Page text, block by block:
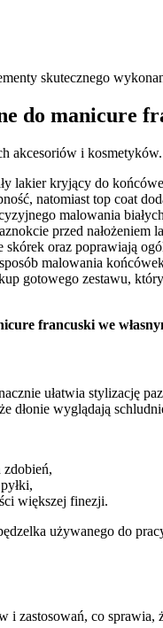
skutecznego
do manicure
akcesoriów i
lakier kryjący do
natomiast top coat
malowania
przed nałożeniem
skórek oraz poprawiają
malowania
gotowego zestawu,
francuski we
ułatwia stylizację
dłonie wyglądają
większej finezji.
używanego do
i zastosowań, co